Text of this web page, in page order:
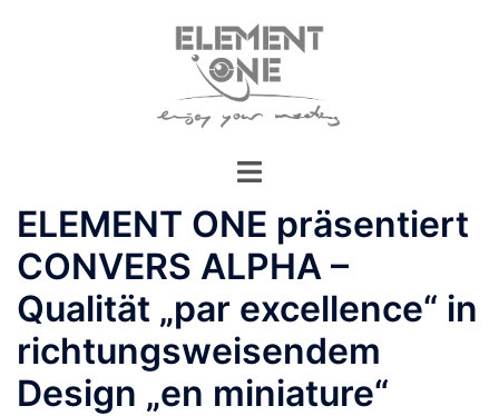
ELEMENT ONE präsentiert
CONVERS ALPHA –
Qualität „par excellence“ in
richtungsweisendem
Design „en miniature“